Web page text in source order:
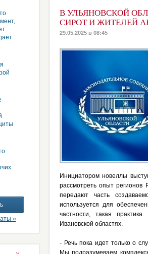
»
В УЛЬЯНОВСКОЙ
СИРОТ И ЖИТЕЛЕЙ
29.05.2025 в 08:45
Инициатором новеллы
рассмотреть опыт регионов
передают часть
используется для
частности, такая
Ивановской областях.
- Речь пока идет только о
Мы подразумеваем